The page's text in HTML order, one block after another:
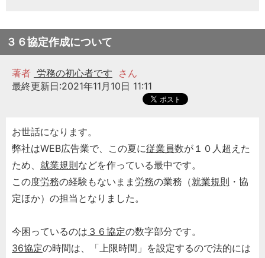
３６協定作成について
著者 労務の初心者です
さん
最終更新日:2021年11月10日 11:11
お世話になります。
弊社はWEB広告業で、この夏に従業員数が１０人超えた
ため、 就業規則などを作っている最中です。
この度労務の経験もないまま 労務の業務（就業規則 ・協
定ほか）の担当となりました。
今困っているのは ３６協定の数字部分です。
36協定の時間は、「上限時間」を設定するので法的には